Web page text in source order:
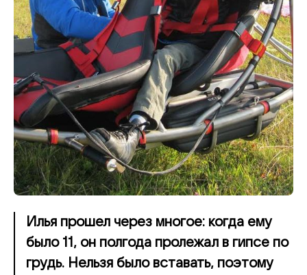
Илья прошел через многое: когда ему
было 11, он полгода пролежал в гипсе по
грудь. Нельзя было вставать, поэтому